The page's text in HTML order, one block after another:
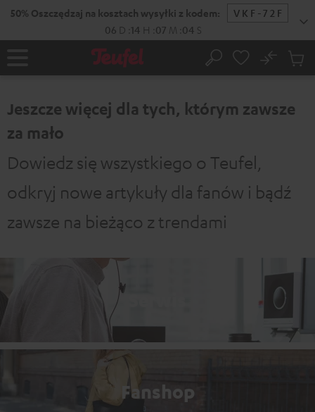
DO
50% Oszczędzaj na kosztach wysyłki z kodem:
VKF-72F
06 D 14 H 07 M 03 S
Strona
Szukaj
No
Jeszcze więcej dla tych, którym zawsze
za mało
Dowiedz się wszystkiego o Teufel,
odkryj nowe artykuły dla fanów i bądź
zawsze na bieżąco z trendami
Fanshop